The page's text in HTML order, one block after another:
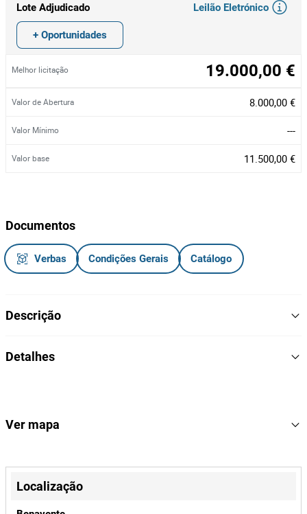
Lote Adjudicado Leilão Eletrónico
+ Oportunidades
Melhor licitação 19.000,00 €
Valor de Abertura 8.000,00 €
Valor Mínimo ---
Valor base 11.500,00 €
Documentos
Verbas Condições Gerais Catálogo
Descrição
2644 LS/33 (6x4), com a matrícula 77-DU-49, do ano 2007, com
Detalhes
Quilometrage
Ver mapa
+
−
Localização